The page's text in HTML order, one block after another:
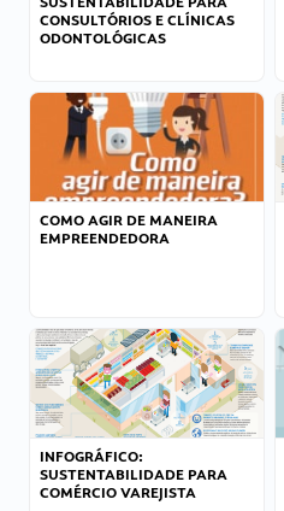
CONSULTÓRIOS E CLÍNICAS
ODONTOLÓGICAS
COMO AGIR DE MANEIRA
EMPREENDEDORA
INFOGRÁFICO:
SUSTENTABILIDADE PARA
COMÉRCIO VAREJISTA